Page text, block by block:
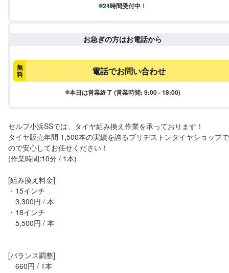
24時間受付中！
お急ぎの方はお電話から
無
料 電話でお問い合わせ
本日は営業終了 (営業時間: 9:00 - 18:00)
セルフ小浜SSでは、タイヤ組み換え作業を承っております！
タイヤ販売年間 1,500本の実績を誇るブリヂストンタイヤショップ
ので安心してお任せください！
(作業時間:10分 / 1本)
[組み換え料金]
・15インチ
3,300円 / 本
・18インチ
5,500円 / 本
[バランス調整]
660円 / 1本